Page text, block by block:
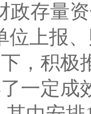
政存量
位上报
，积极
一定成